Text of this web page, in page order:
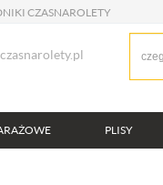
CZASNAROLETY
PLISY